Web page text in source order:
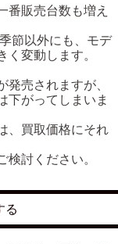
番販売台数も増え
節以外にも、モデ
く変動します。
発売されますが、
下がってしまいま
、買取価格にそれ
検討ください。
る